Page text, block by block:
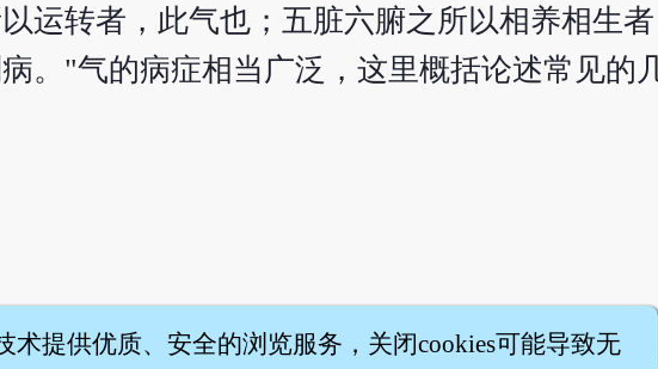
运转者，此气也；五脏六腑之所以相养相生者
。"气的病症相当广泛，这里概括论述常见的
术提供优质、安全的浏览服务，关闭cookies可能导致无